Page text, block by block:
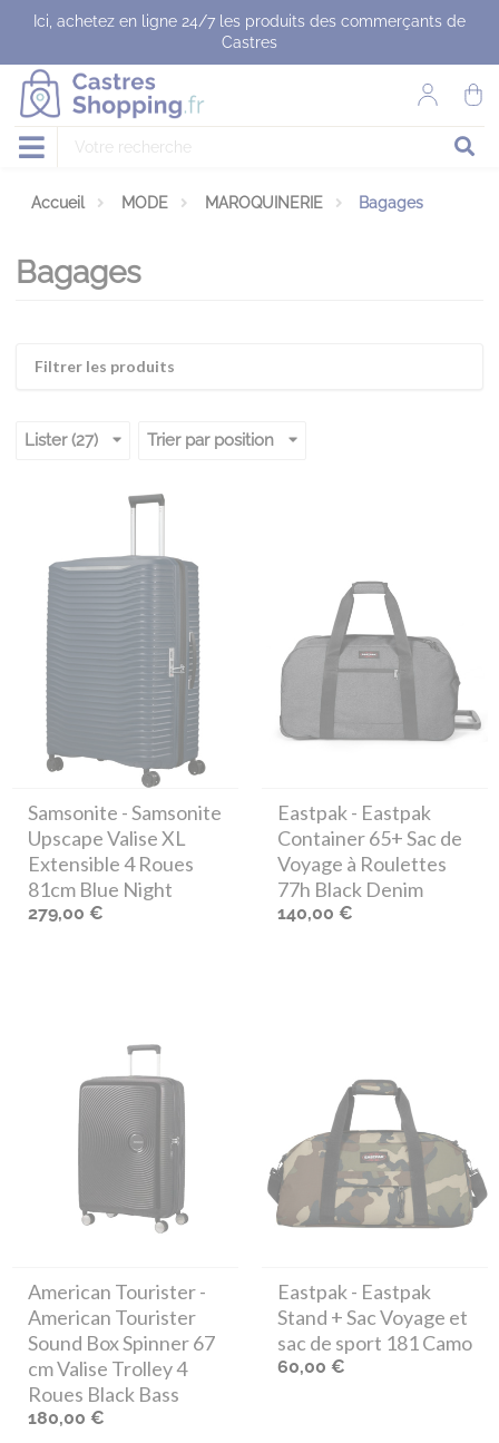
Ici, achetez en ligne 24/7 les produits des commerçants de
Castres
Accueil MODE MAROQUINERIE Bagages
Bagages
Filtrer les produits
Lister (27) Trier par position
Samsonite - Samsonite
Upscape Valise XL
Extensible 4 Roues
81cm Blue Night
279,00 €
Eastpak - Eastpak
Container 65+ Sac de
Voyage à Roulettes
77h Black Denim
140,00 €
American Tourister-
American Tourister
Sound Box Spinner 67
cm Valise Trolley 4
Roues Black Bass
180,00 €
Eastpak - Eastpak
Stand + Sac Voyage et
sac de sport 181 Camo
60,00 €
Panneau de gestion des cookies